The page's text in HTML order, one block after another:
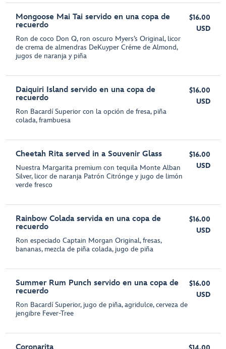
Mongoose Mai Tai servido en una copa de
recuerdo
Ron de coco Don Q, ron oscuro Myers’s Original, licor
de crema de almendras DeKuyper Créme de Almond,
jugos de naranja y piña
$16.00
USD
Daiquiri Island servido en una copa de
recuerdo
Ron Bacardí Superior con la opción de fresa, piña
colada, frambuesa
$16.00
USD
Cheetah Rita served in a Souvenir Glass
Nuestra Margarita premium con tequila Monte Alban
Silver, licor de naranja Patrón Citrónge y jugo de limón
verde fresco
$16.00
USD
Rainbow Colada servida en una copa de
recuerdo
Ron especiado Captain Morgan Original, fresas,
bananas, mezcla de piña colada, jugo de piña
$16.00
USD
Summer Rum Punch servido en una copa de
recuerdo
Ron Bacardí Superior, jugo de piña, agridulce, cerveza de
jengibre Fever-Tree
$16.00
USD